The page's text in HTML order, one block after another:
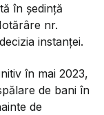
în şedinţă
nr.
instanței.
în mai 2023,
de bani în
de